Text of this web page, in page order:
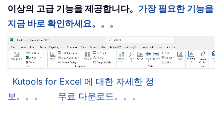
이상의 고급 기능을 제공합니다。 가장 필요한 기능을
지금 바로 확인하세요。。。
Kutools for Excel 에 대한 자세한 정
보。。。
무료 다운로드。。。